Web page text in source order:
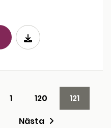
1 120
121
Nästa